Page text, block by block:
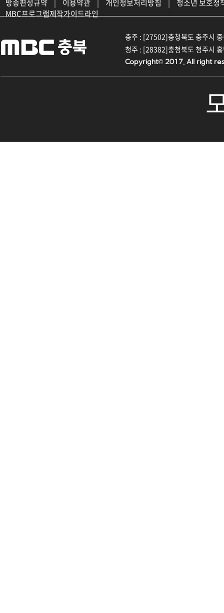
방송편성규약 | 이용약관 | 개인정보처리방침 |
청소년 보호정
MBC프로그램제작가이드라인
충주 : [27502]충청북도 충주시
청주 : [28382]충청북도 청주시
Copyright© 2017. All right